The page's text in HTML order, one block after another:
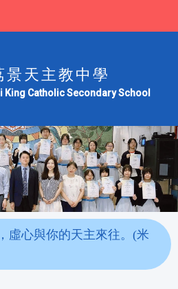
景天主教中學
King Catholic Secondary School
虛心與你的天主來往。(米